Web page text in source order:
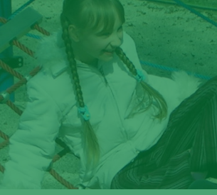
Misión y